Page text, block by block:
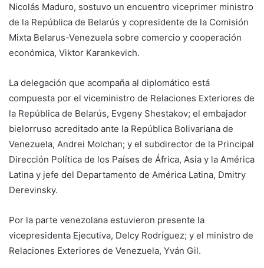
Nicolás Maduro, sostuvo un encuentro viceprimer ministro
de la República de Belarús y copresidente de la Comisión
Mixta Belarus-Venezuela sobre comercio y cooperación
económica, Viktor Karankevich.
La delegación que acompaña al diplomático está
compuesta por el viceministro de Relaciones Exteriores de
la República de Belarús, Evgeny Shestakov; el embajador
bielorruso acreditado ante la República Bolivariana de
Venezuela, Andrei Molchan; y el subdirector de la Principal
Dirección Política de los Países de África, Asia y la América
Latina y jefe del Departamento de América Latina, Dmitry
Derevinsky.
Por la parte venezolana estuvieron presente la
vicepresidenta Ejecutiva, Delcy Rodríguez; y el ministro de
Relaciones Exteriores de Venezuela, Yván Gil.